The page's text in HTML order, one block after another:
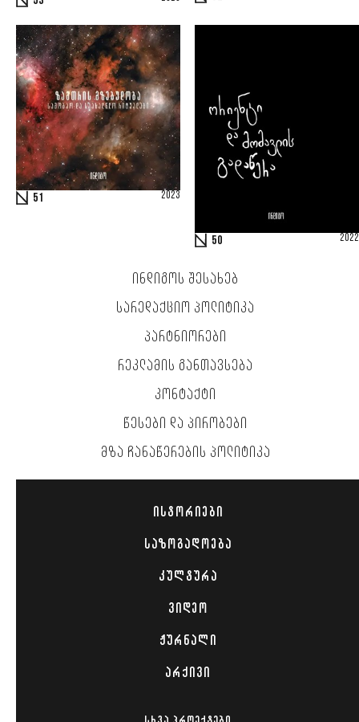
51 2023
50 2022
ᲘᲜᲓᲘᲒᲝᲡ ᲨᲔᲡᲐᲮᲔᲑ
ᲡᲐᲠᲔᲓᲐᲥᲪᲘᲝ ᲞᲝᲚᲘᲢᲘᲙᲐ
ᲞᲐᲠᲢᲜᲘᲝᲠᲔᲑᲘ
ᲠᲔᲙᲚᲐᲛᲘᲡ ᲒᲐᲜᲗᲐᲕᲡᲔᲑᲐ
ᲙᲝᲜᲢᲐᲥᲢᲘ
ᲬᲔᲡᲔᲑᲘ ᲓᲐ ᲞᲘᲠᲝᲑᲔᲑᲘ
ᲛᲖᲐ ᲩᲐᲜᲐᲬᲔᲠᲔᲑᲘᲡ ᲞᲝᲚᲘᲢᲘᲙᲐ
ᲘᲡᲢᲝᲠᲘᲔᲑᲘ
ᲡᲐᲖᲝᲒᲐᲓᲝᲔᲑᲐ
ᲙᲣᲚᲢᲣᲠᲐ
ᲕᲘᲓᲔᲝ
ᲟᲣᲠᲜᲐᲚᲘ
ᲐᲠᲥᲘᲕᲘ